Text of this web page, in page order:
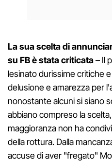
La sua scelta di
su FB è stata criticata– Il
lesinato durissime critiche
delusione e amarezza per
nonostante alcuni si siano
abbiano compreso la
maggioranza non ha
della rottura. Dalla
accuse di aver "fregato"